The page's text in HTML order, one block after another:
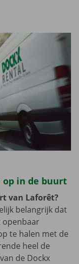
op in de buurt
van Laforêt?
belangrijk dat
openbaar
te halen met de
heel de
de Dockx